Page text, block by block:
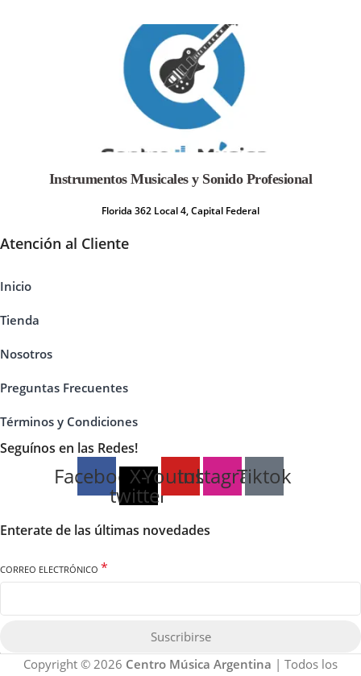
Instrumentos Musicales y Sonido Profesional
Florida 362 Local 4, Capital Federal
Atención al Cliente
Inicio
Tienda
Nosotros
Preguntas Frecuentes
Términos y Condiciones
Seguínos en las Redes!
FacebookX-
twitter
Youtube
Instagram
Tiktok
Enterate de las últimas novedades
CORREO ELECTRÓNICO *
Suscribirse
Copyright © 2026 Centro Música Argentina | Todos los